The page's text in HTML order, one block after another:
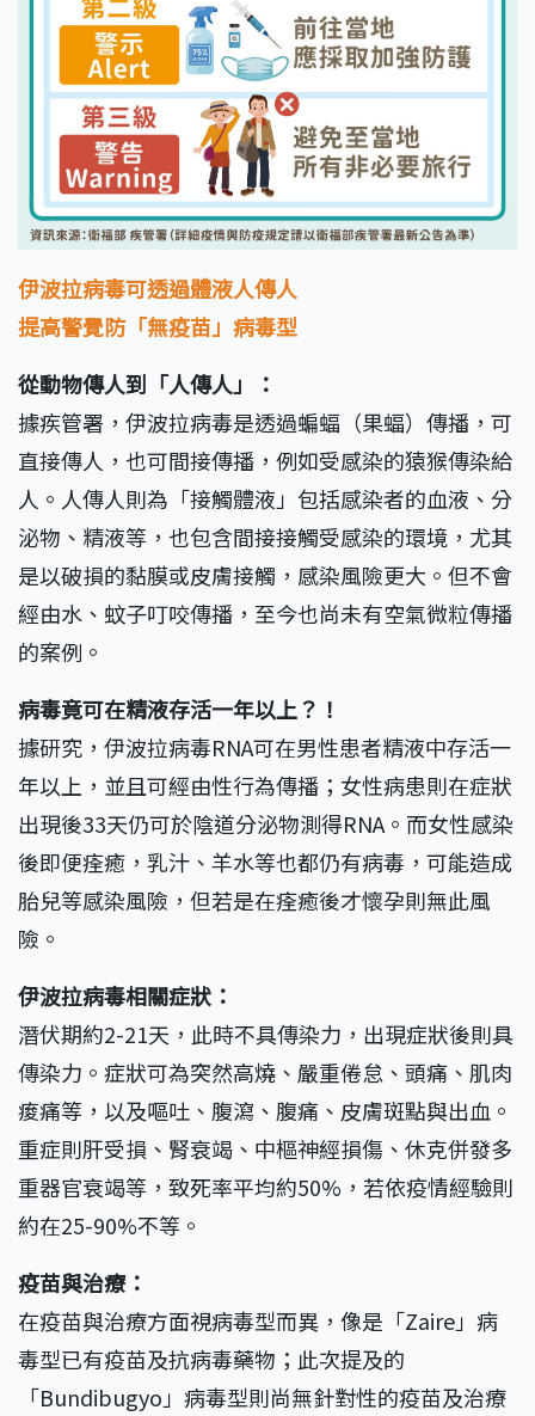
伊波拉病毒可透過體液人傳人
提高警覺防「無疫苗」病毒型
從動物傳人到「人傳人」：
據疾管署，伊波拉病毒是透過蝙蝠（果蝠）傳播，可
直接傳人，也可間接傳播，例如受感染的猿猴傳染給
人。人傳人則為「接觸體液」包括感染者的血液、分
泌物、精液等，也包含間接接觸受感染的環境，尤其
是以破損的黏膜或皮膚接觸，感染風險更大。但不會
經由水、蚊子叮咬傳播，至今也尚未有空氣微粒傳播
的案例。
病毒竟可在精液存活一年以上？！
據研究，伊波拉病毒RNA可在男性患者精液中存活一
年以上，並且可經由性行為傳播；女性病患則在症狀
出現後33天仍可於陰道分泌物測得RNA。而女性感染
後即便痊癒，乳汁、羊水等也都仍有病毒，可能造成
胎兒等感染風險，但若是在痊癒後才懷孕則無此風
險。
伊波拉病毒相關症狀：
潛伏期約2-21天，此時不具傳染力，出現症狀後則具
傳染力。症狀可為突然高燒、嚴重倦怠、頭痛、肌肉
痠痛等，以及嘔吐、腹瀉、腹痛、皮膚斑點與出血。
重症則肝受損、腎衰竭、中樞神經損傷、休克併發多
重器官衰竭等，致死率平均約50%，若依疫情經驗則
約在25-90%不等。
疫苗與治療：
在疫苗與治療方面視病毒型而異，像是「Zaire」病
毒型已有疫苗及抗病毒藥物；此次提及的
「Bundibugyo」病毒型則尚無針對性的疫苗及治療